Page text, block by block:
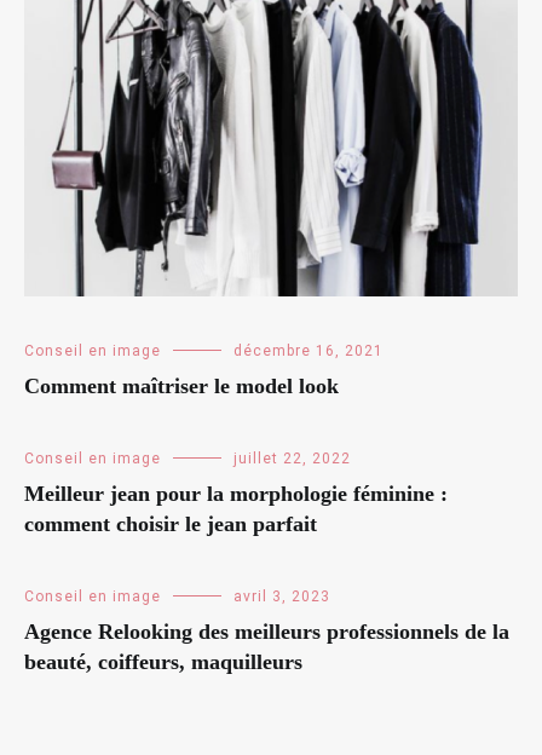
Conseil en image décembre 16, 2021
Comment maîtriser le model look
Conseil en image juillet 22, 2022
Meilleur jean pour la morphologie féminine :
comment choisir le jean parfait
Conseil en image avril 3, 2023
Agence Relooking des meilleurs professionnels de la
beauté, coiffeurs, maquilleurs